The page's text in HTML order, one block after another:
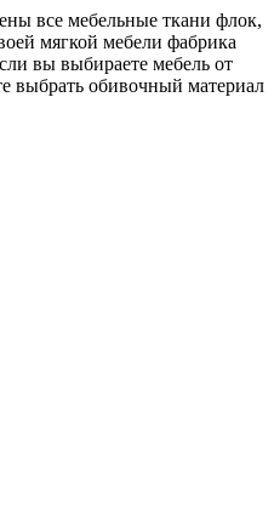
все мебельные ткани флок,
мягкой мебели фабрика
вы выбираете мебель от
обивочный материал